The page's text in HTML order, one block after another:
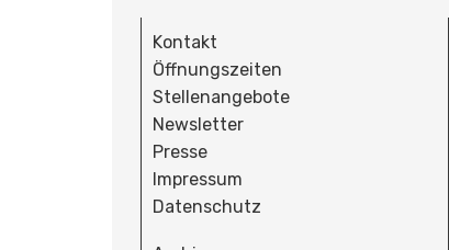
Kontakt
Öffnungszeiten
Stellenangebote
Newsletter
Presse
Impressum
Datenschutz